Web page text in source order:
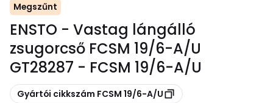
Megszűnt
ENSTO - Vastag lángálló
zsugorcső FCSM 19/6-A/U
GT28287 - FCSM 19/6-A/U
Másolás
Gyártói cikkszám FCSM 19/6-A/U